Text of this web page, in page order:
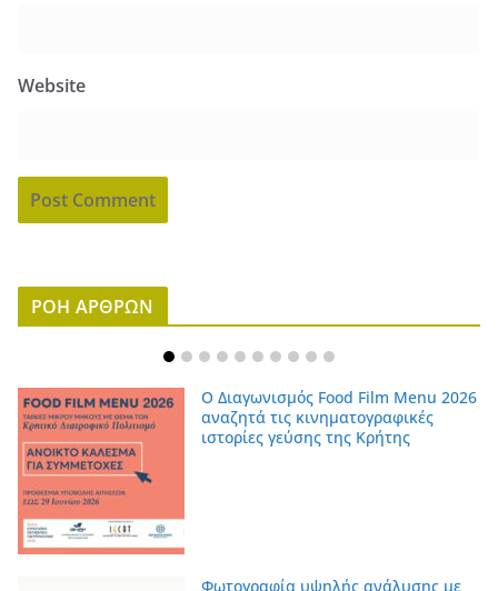
Website
ΡΟΗ ΑΡΘΡΩΝ
Ο Διαγωνισμός Food Film Menu 2026
αναζητά τις κινηματογραφικές
ιστορίες γεύσης της Κρήτης
Φωτογραφία υψηλής ανάλυσης με